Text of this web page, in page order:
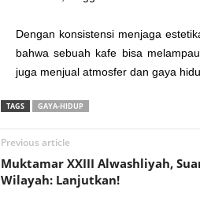
Dengan konsistensi menjaga
bahwa sebuah kafe bisa
juga menjual atmosfer dan gaya
TAGS GAYA-HIDUP
Previous article
Muktamar XXIII Alwashliyah,
Wilayah: Lanjutkan!